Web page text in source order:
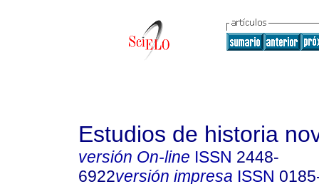
Estudios de historia
versión On-line ISSN 2448-
6922versión impresa ISSN